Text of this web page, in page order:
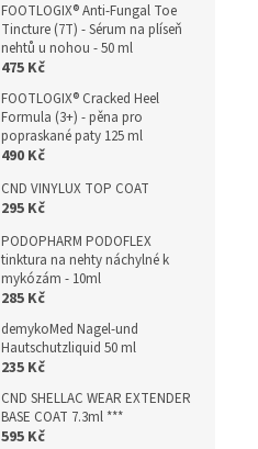
FOOTLOGIX® Anti-Fungal Toe
Tincture (7T) - Sérum na plíseň
nehtů u nohou - 50 ml
475 Kč
FOOTLOGIX® Cracked Heel
Formula (3+) - pěna pro
popraskané paty 125 ml
490 Kč
CND VINYLUX TOP COAT
295 Kč
PODOPHARM PODOFLEX
tinktura na nehty náchylné k
mykózám - 10ml
285 Kč
demykoMed Nagel-und
Hautschutzliquid 50 ml
235 Kč
CND SHELLAC WEAR EXTENDER
BASE COAT 7.3ml ***
595 Kč